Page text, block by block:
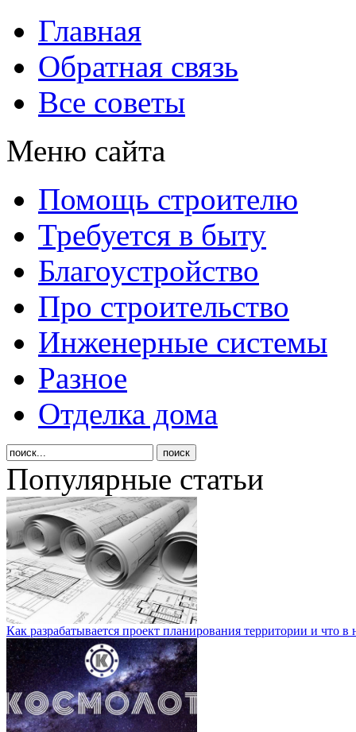
Главная
Обратная связь
Все советы
Меню сайта
Помощь строителю
Требуется в быту
Благоустройство
Про строительство
Инженерные системы
Разное
Отделка дома
Популярные статьи
Как разрабатывается проект планирования территории и что в